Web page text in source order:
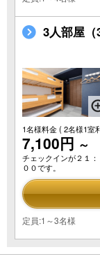
3人部屋（
1名様料金( 2名様1室
7,100円 ～
チェックインが２１
００です。
定員:1～3名様